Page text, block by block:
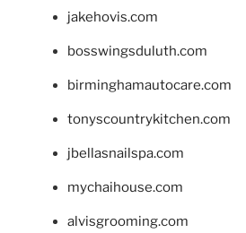
jakehovis.com
bosswingsduluth.com
birminghamautocare.com
tonyscountrykitchen.com
jbellasnailspa.com
mychaihouse.com
alvisgrooming.com